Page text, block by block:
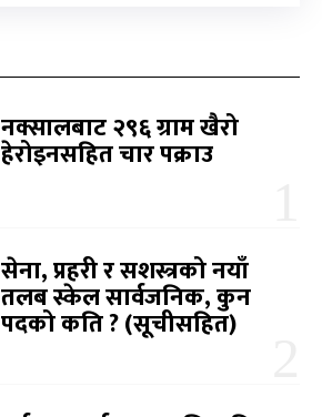
नक्सालबाट २९६ ग्राम खैरो
हेरोइनसहित चार पक्राउ
सेना, प्रहरी र सशस्त्रको नयाँ
तलब स्केल सार्वजनिक, कुन
पदको कति ? (सूचीसहित)